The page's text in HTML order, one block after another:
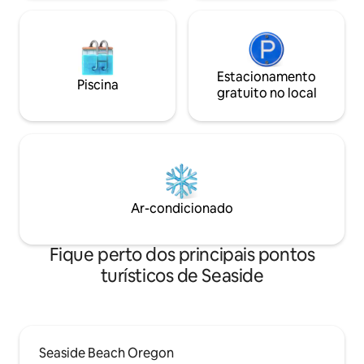
Piscina
Estacionamento
gratuito no local
Ar-condicionado
Fique perto dos principais pontos
turísticos de Seaside
Seaside Beach Oregon